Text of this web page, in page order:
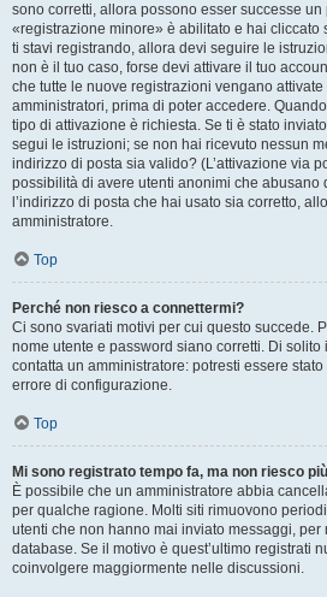
sono corretti, allora possono esser successe
«registrazione minore» è abilitato e hai cliccato
ti stavi registrando, allora devi seguire le
non è il tuo caso, forse devi attivare il tuo
che tutte le nuove registrazioni vengano attivate
amministratori, prima di poter accedere.
tipo di attivazione è richiesta. Se ti è stato
segui le istruzioni; se non hai ricevuto nessun
indirizzo di posta sia valido? (L’attivazione via
possibilità di avere utenti anonimi che abusano
l’indirizzo di posta che hai usato sia corretto,
amministratore.
Top
Perché non riesco a connettermi?
Ci sono svariati motivi per cui questo succede.
nome utente e password siano corretti. Di
contatta un amministratore: potresti essere
errore di configurazione.
Top
Mi sono registrato tempo fa, ma non riesco
È possibile che un amministratore abbia
per qualche ragione. Molti siti rimuovono
utenti che non hanno mai inviato messaggi, per
database. Se il motivo è quest’ultimo registrati
coinvolgere maggiormente nelle discussioni.